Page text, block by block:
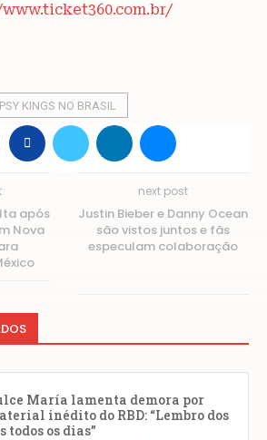
KINGS NO BRASIL
após
Nova
next post
Justin Bieber e Danny Ocean
são vistos juntos e fãs
especulam colaboração
María lamenta demora por
inédito do RBD: “Lembro dos
todos os dias”